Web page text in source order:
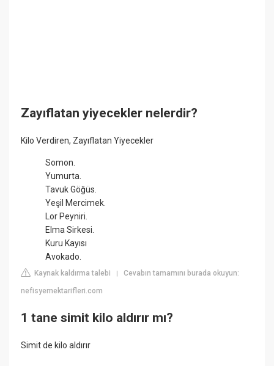
Zayıflatan yiyecekler nelerdir?
Kilo Verdiren, Zayıflatan Yiyecekler
Somon.
Yumurta.
Tavuk Göğüs.
Yeşil Mercimek.
Lor Peyniri.
Elma Sirkesi.
Kuru Kayısı
Avokado.
Kaynak kaldırma talebi |Cevabın tamamını burada okuyun:
nefisyemektarifleri.com
1 tane simit kilo aldırır mı?
Simit de kilo aldırır